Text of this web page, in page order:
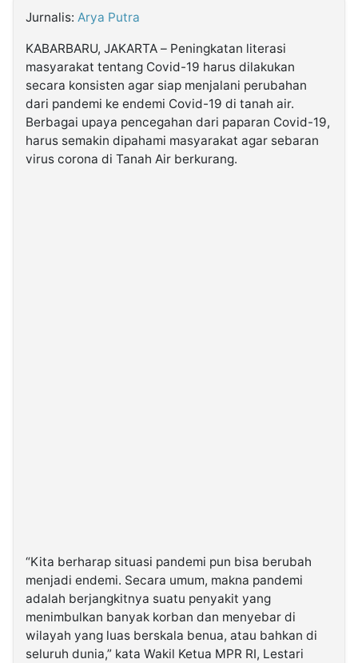
Kabarbaru.co
2026
Jurnalis: Arya Putra
KABARBARU, JAKARTA – Peningkatan literasi
masyarakat tentang Covid-19 harus dilakukan
secara konsisten agar siap menjalani perubahan
dari pandemi ke endemi Covid-19 di tanah air.
Berbagai upaya pencegahan dari paparan Covid-19,
harus semakin dipahami masyarakat agar sebaran
virus corona di Tanah Air berkurang.
“Kita berharap situasi pandemi pun bisa berubah
menjadi endemi. Secara umum, makna pandemi
adalah berjangkitnya suatu penyakit yang
menimbulkan banyak korban dan menyebar di
wilayah yang luas berskala benua, atau bahkan di
seluruh dunia,” kata Wakil Ketua MPR RI, Lestari